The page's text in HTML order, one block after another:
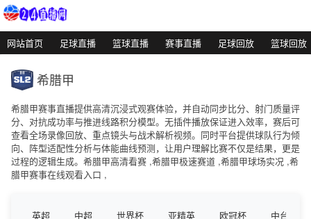
网站首页 足球直播 篮球直播 赛事直播 足球回放 篮球回放
希腊甲
希腊甲赛事直播提供高清沉浸式观赛体验，并自动同步比分、射门质量评
分、对抗成功率与推进线路积分模型。无插件播放保证进入效率，赛后可
查看全场录像回放、重点镜头与战术解析视频。同时平台提供球队行为倾
向、阵型适配性分析与体能曲线预测，让用户理解比赛不仅是结果，更是
过程的逻辑生成。希腊甲高清看赛 ,希腊甲极速赛道 ,希腊甲球场实况 ,希
腊甲赛事在线观看入口 ,
英超 中超 世界杯 亚精英 欧冠杯 中台联